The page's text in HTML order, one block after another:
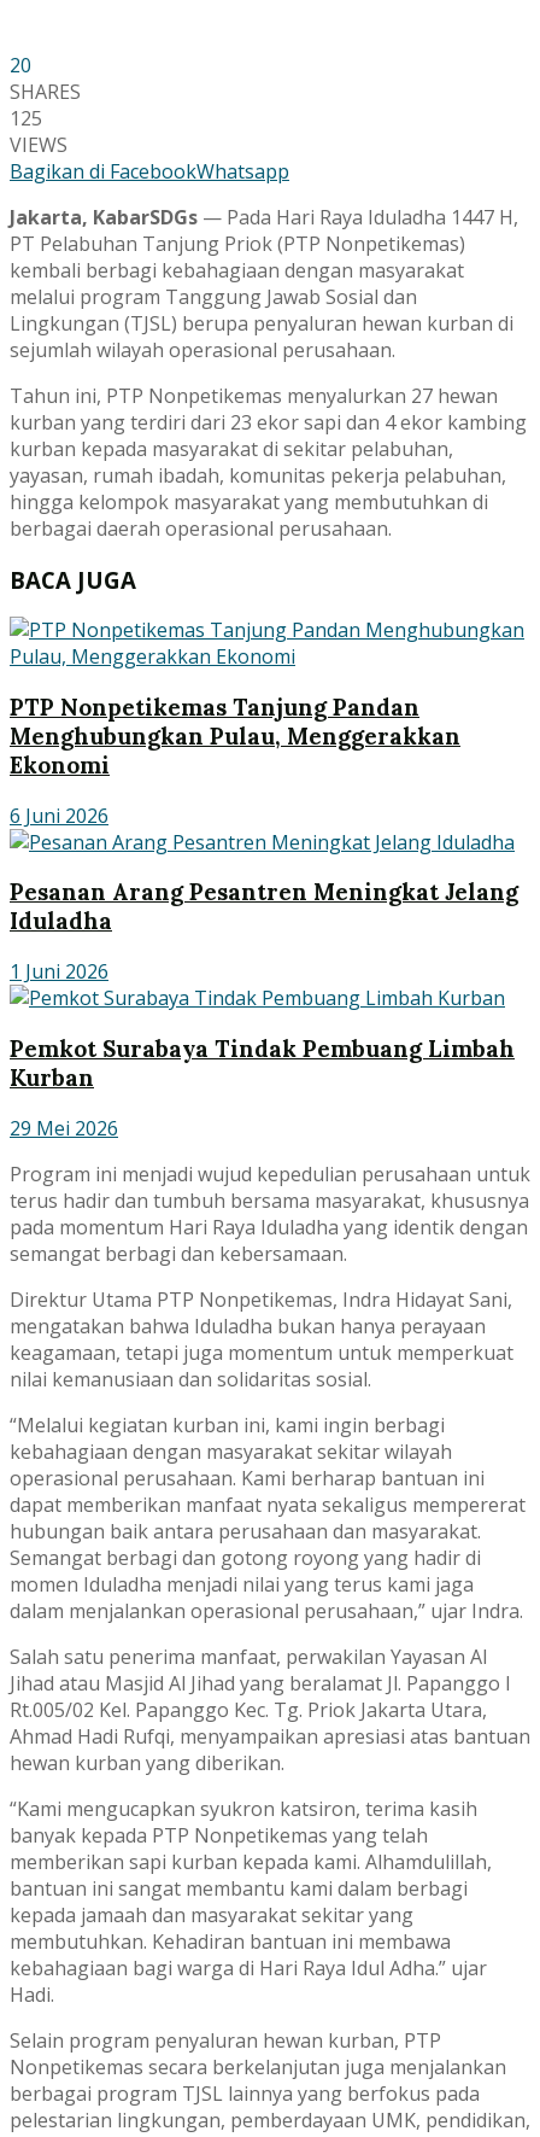
20
SHARES
125
VIEWS
Bagikan di FacebookWhatsapp
Jakarta, KabarSDGs — Pada Hari Raya Iduladha 1447 H,
PT Pelabuhan Tanjung Priok (PTP Nonpetikemas)
kembali berbagi kebahagiaan dengan masyarakat
melalui program Tanggung Jawab Sosial dan
Lingkungan (TJSL) berupa penyaluran hewan kurban di
sejumlah wilayah operasional perusahaan.
Tahun ini, PTP Nonpetikemas menyalurkan 27 hewan
kurban yang terdiri dari 23 ekor sapi dan 4 ekor kambing
kurban kepada masyarakat di sekitar pelabuhan,
yayasan, rumah ibadah, komunitas pekerja pelabuhan,
hingga kelompok masyarakat yang membutuhkan di
berbagai daerah operasional perusahaan.
BACA JUGA
PTP Nonpetikemas Tanjung Pandan
Menghubungkan Pulau, Menggerakkan
Ekonomi
6 Juni 2026
Pesanan Arang Pesantren Meningkat Jelang
Iduladha
1 Juni 2026
Pemkot Surabaya Tindak Pembuang Limbah
Kurban
29 Mei 2026
Program ini menjadi wujud kepedulian perusahaan untuk
terus hadir dan tumbuh bersama masyarakat, khususnya
pada momentum Hari Raya Iduladha yang identik dengan
semangat berbagi dan kebersamaan.
Direktur Utama PTP Nonpetikemas, Indra Hidayat Sani,
mengatakan bahwa Iduladha bukan hanya perayaan
keagamaan, tetapi juga momentum untuk memperkuat
nilai kemanusiaan dan solidaritas sosial.
“Melalui kegiatan kurban ini, kami ingin berbagi
kebahagiaan dengan masyarakat sekitar wilayah
operasional perusahaan. Kami berharap bantuan ini
dapat memberikan manfaat nyata sekaligus mempererat
hubungan baik antara perusahaan dan masyarakat.
Semangat berbagi dan gotong royong yang hadir di
momen Iduladha menjadi nilai yang terus kami jaga
dalam menjalankan operasional perusahaan,” ujar Indra.
Salah satu penerima manfaat, perwakilan Yayasan Al
Jihad atau Masjid Al Jihad yang beralamat Jl. Papanggo I
Rt.005/02 Kel. Papanggo Kec. Tg. Priok Jakarta Utara,
Ahmad Hadi Rufqi, menyampaikan apresiasi atas bantuan
hewan kurban yang diberikan.
“Kami mengucapkan syukron katsiron, terima kasih
banyak kepada PTP Nonpetikemas yang telah
memberikan sapi kurban kepada kami. Alhamdulillah,
bantuan ini sangat membantu kami dalam berbagi
kepada jamaah dan masyarakat sekitar yang
membutuhkan. Kehadiran bantuan ini membawa
kebahagiaan bagi warga di Hari Raya Idul Adha.” ujar
Hadi.
Selain program penyaluran hewan kurban, PTP
Nonpetikemas secara berkelanjutan juga menjalankan
berbagai program TJSL lainnya yang berfokus pada
pelestarian lingkungan, pemberdayaan UMK, pendidikan,